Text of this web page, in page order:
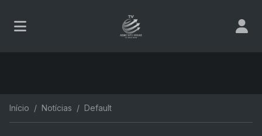
Início Notícias Default